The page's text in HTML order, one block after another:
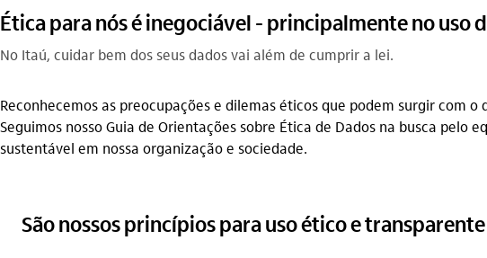
Ética para nós é inegociável - principalmente no uso
No Itaú, cuidar bem dos seus dados vai além de cumprir a lei.
Reconhecemos as preocupações e dilemas éticos que podem surgir com
Seguimos nosso Guia de Orientações sobre Ética de Dados na busca
sustentável em nossa organização e sociedade.
São nossos princípios para uso ético e